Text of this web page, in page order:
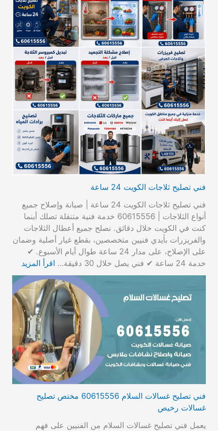
فني تصليح ثلاجات الكويت 24 ساعة
فني تصليح ثلاجات الكويت 24 ساعة | صيانة وإصلاح جميع
أنواع الثلاجات | 60615556 خدمة فنية متنقلة تصلك أينما
كنت في الكويت خلال دقائق. نصلح جميع أعطال الثلاجات
والفريزرات بأيدي فنيين متخصصين، بقطع غيار أصلية وضمان
على الإصلاح، على مدار 24 ساعة طوال أيام الأسبوع. ✔
خدمة 24 ساعة ✔ فني يصل خلال 30 دقيقة…
اقرأ المزيد
فني تصليح غسالات السلام 60615556 مختص تصليح
غسالات رخيص
يعمل فني تصليح غسالات السلام من الفنيين على فهم